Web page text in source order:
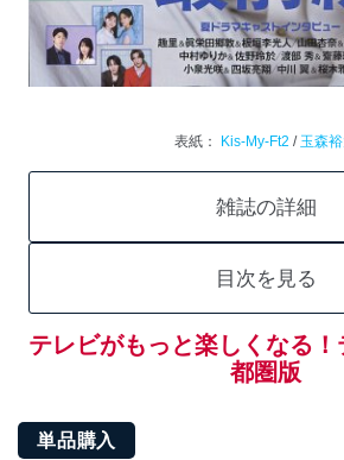
表紙： Kis-My-Ft2 / 玉森
雑誌の詳細
目次を見る
テレビがもっと楽しくなる
都圏版
単品購入